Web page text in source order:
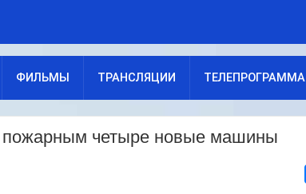
ФИЛЬМЫ ТРАНСЛЯЦИИ ТЕЛЕПРОГРАММА
пожарным четыре новые машины